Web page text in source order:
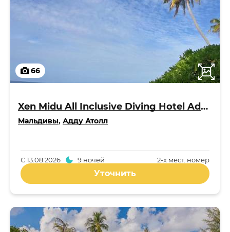
66
Xen Midu All Inclusive Diving Hotel Addu Maldives 3*
Мальдивы, Адду Атолл
2-x мест. номер
С13.08.2026 9 ночей
Уточнить